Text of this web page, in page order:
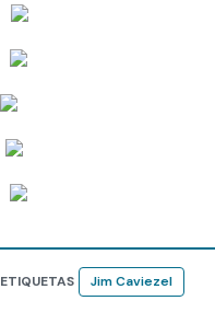
ETIQUETAS Jim Caviezel